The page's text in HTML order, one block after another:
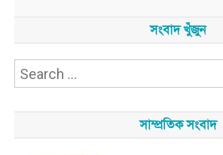
সংবাদ খুঁজুন
সাম্প্রতিক সংবাদ